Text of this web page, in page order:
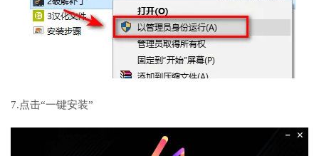
7.点击“一键安装”